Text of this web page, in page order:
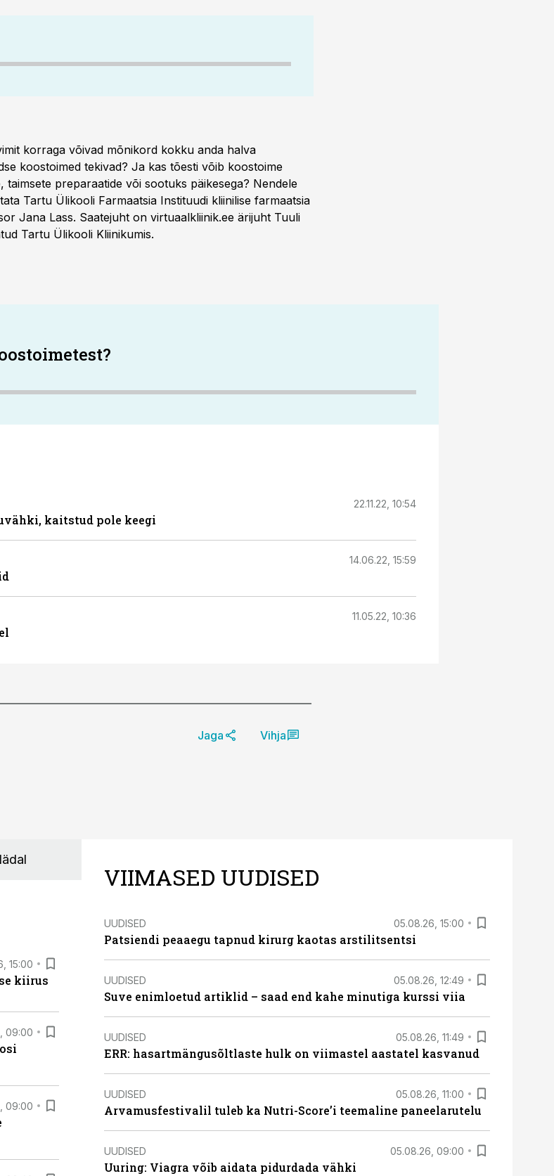
korraga võivad mõnikord kokku anda halva
koostoimed tekivad? Ja kas tõesti võib koostoime
taimsete preparaatide või sootuks päikesega? Nendele
Tartu Ülikooli Farmaatsia Instituudi kliinilise farmaatsia
Jana Lass. Saatejuht on virtuaalkliinik.ee ärijuht Tuuli
Tartu Ülikooli Kliinikumis.
22.11.22, 10:54
kaitstud pole keegi
14.06.22, 15:59
11.05.22, 10:36
Jaga Vihja
15:00
kiirus
09:00
09:00
VIIMASED UUDISED
UUDISED 05.08.26, 15:00
Patsiendi peaaegu tapnud kirurg kaotas arstilitsentsi
UUDISED 05.08.26, 12:49
Suve enimloetud artiklid – saad end kahe minutiga kurssi viia
UUDISED 05.08.26, 11:49
ERR: hasartmängusõltlaste hulk on viimastel aastatel kasvanud
UUDISED 05.08.26, 11:00
Arvamusfestivalil tuleb ka Nutri-Score’i teemaline paneelarutelu
UUDISED 05.08.26, 09:00
Uuring: Viagra võib aidata pidurdada vähki